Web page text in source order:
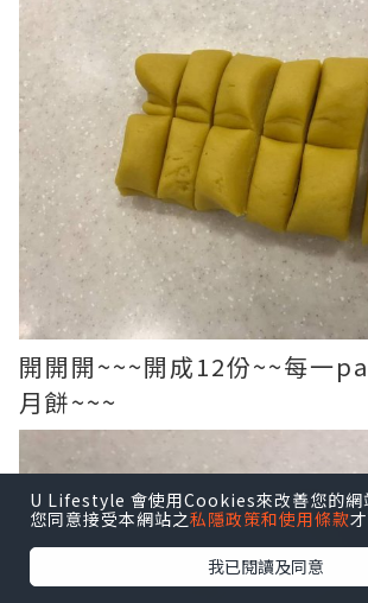
U Lifestyle 會使用Cookies來改善您的網
您同意接受本網站之私隱政策和使用條款
我已閱讀及同意
開開開~~~開成12份~~每一
月餅~~~